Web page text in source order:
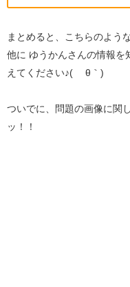
まとめると、こちらのよう
他に ゆうかんさんの情報を
えてください♪( ´θ｀)
ついでに、問題の画像に関
ッ！！